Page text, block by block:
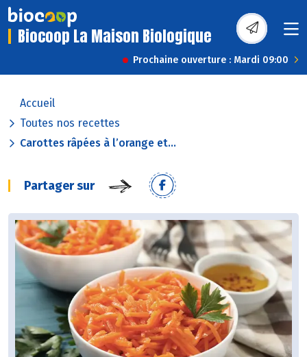
Biocoop La Maison Biologique
Prochaine ouverture : Mardi 09:00
Accueil
Toutes nos recettes
Carottes râpées à l’orange et...
Partager sur